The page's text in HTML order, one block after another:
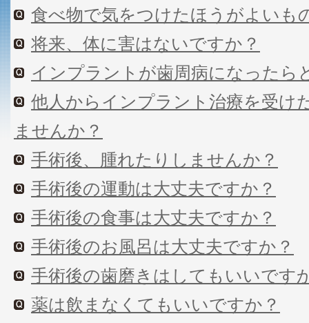
食べ物で気をつけたほうがよいも
将来、体に害はないですか？
インプラントが歯周病になったら
他人からインプラント治療を受け
ませんか？
手術後、腫れたりしませんか？
手術後の運動は大丈夫ですか？
手術後の食事は大丈夫ですか？
手術後のお風呂は大丈夫ですか？
手術後の歯磨きはしてもいいです
薬は飲まなくてもいいですか？